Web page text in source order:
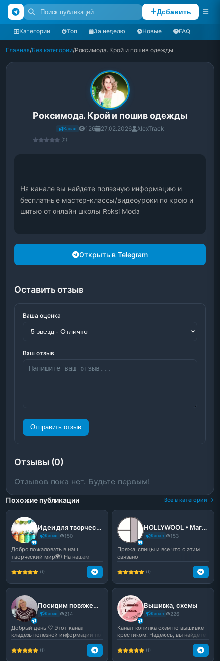
Добавить
Категории Топ За неделю Новые FAQ
Главная/Без категории/Роксимода. Крой и пошив одежды
Роксимода. Крой и пошив одежды
Канал 126 27.02.2026 AlexTrack
(0)
На канале вы найдете полезную информацию и
бесплатные мастер-классы/видеоуроки по крою и
шитью от онлайн школы Roksi Moda
Открыть в Telegram
Оставить отзыв
Ваша оценка
Ваш отзыв
Отправить отзыв
Отзывы (0)
Отзывов пока нет. Будьте первым!
Похожие публикации Все в категории →
Идеи для творчества🎐
Канал 150
Добро пожаловать в наш
творческий мир🌍) На нашем
канале вы найдете много инте...
(1)
HOLLYWOOL • Магазин / Мастер-классы по вязанию
Канал 153
Пряжа, спицы и все что с этим
связано
(1)
Посидим повяжем | Канал по вязанию
Канал 214
Добрый день 🤍 Этот канал -
кладезь полезной информации по
(1)
Вышивка, схемы
Канал 226
Канал-копилка схем по вышивке
крестиком! Надеюсь, вы найдёте
(1)